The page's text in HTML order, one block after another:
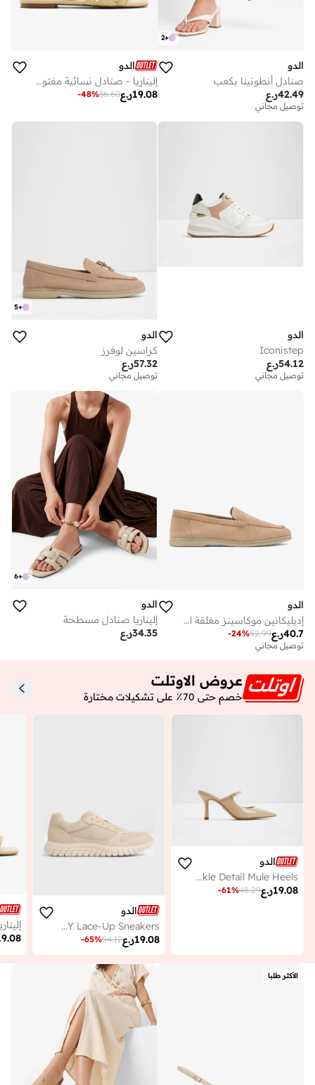
+
2
الدو
صنادل أنطونينا بكعب
ر.ع42.49
توصيل مجاني
الدو
إليناريا - صنادل نسائية مفتوحة من الأمام
ر.ع19.08
36.60
-48%
الدو
Iconistep
ر.ع54.12
توصيل مجاني
+
5
الدو
كراسين لوفرز
ر.ع57.32
توصيل مجاني
الدو
إديليكانين موكاسينز مغلقة الأصابع
ر.ع40.7
52.99
-24%
توصيل مجاني
+
6
الدو
إليناريا صنادل مسطحة
ر.ع34.35
عروض الاوتلت
خصم حتى 70٪ على تشكيلات مختارة
الدو
CINCINNATI Buckle Detail Mule Heels
ر.ع19.08
48.29
-61%
الدو
MARTY Lace-Up Sneakers
ر.ع19.08
54.12
-65%
الأكثر طلبا